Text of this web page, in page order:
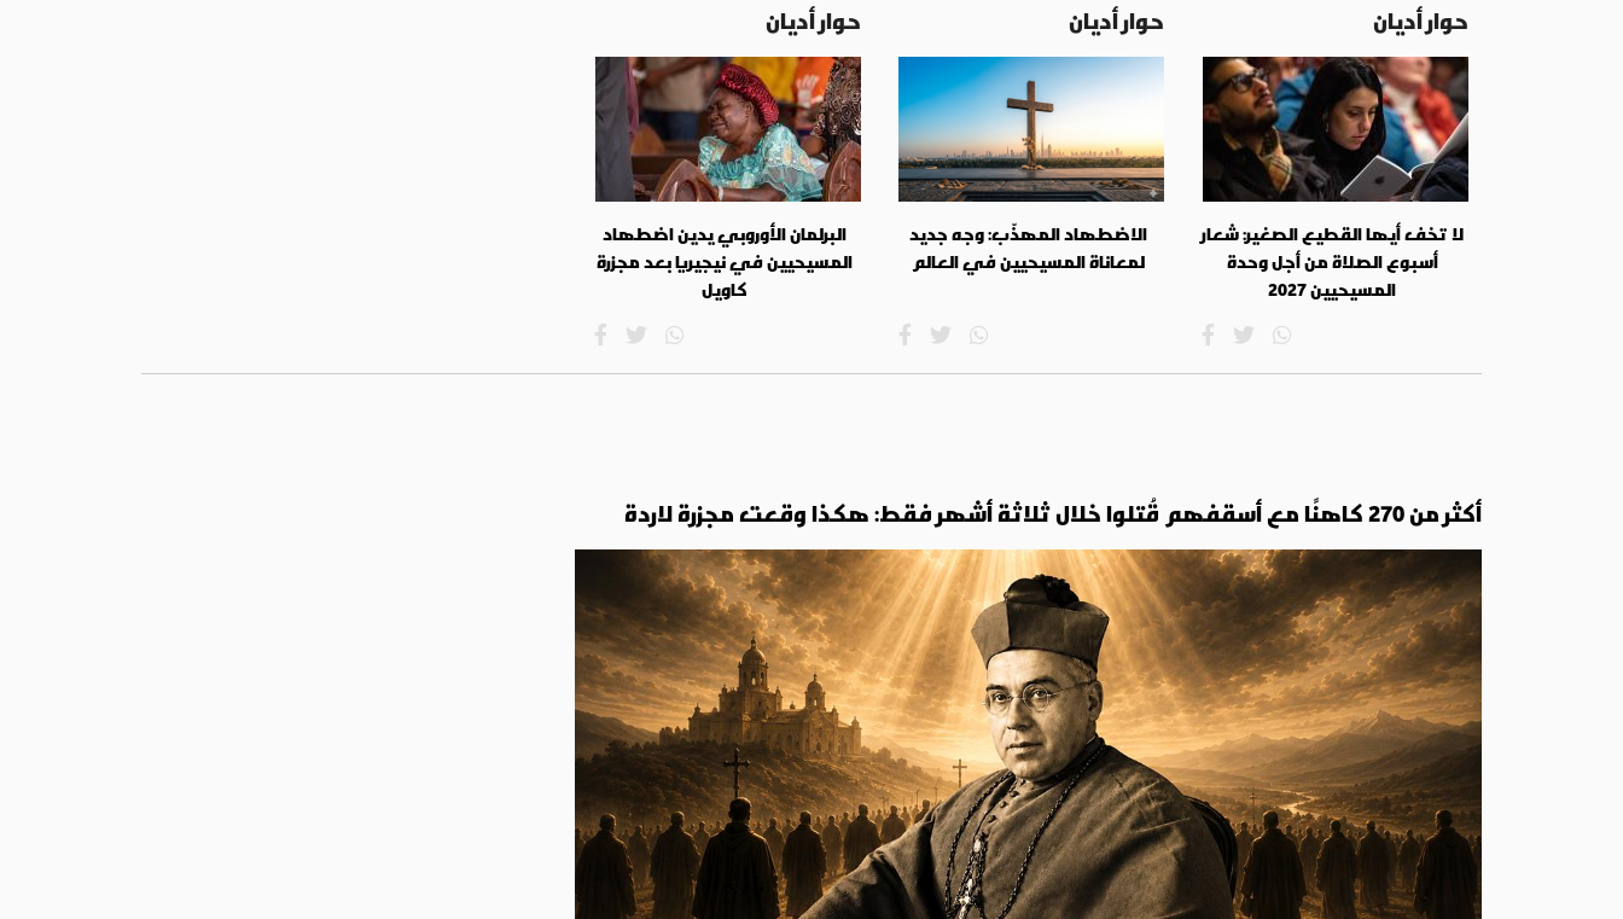
حوار أديان
لا تخف أيها القطيع الصغير: شعار
أسبوع الصلاة من أجل وحدة
المسيحيين 2027
حوار أديان
الاضطهاد المهذّب: وجه جديد
لمعاناة المسيحيين في العالم
حوار أديان
البرلمان الأوروبي يدين اضطهاد
المسيحيين في نيجيريا بعد مجزرة
كاويل
أكثر من 270 كاهنًا مع أسقفهم قُتلوا خلال ثلاثة أشهر فقط: هكذا وقعت مجزرة لاردة